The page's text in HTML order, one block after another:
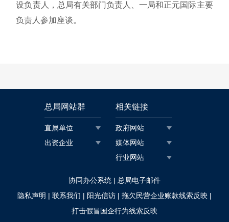
设负责人，总局有关部门负责人、一局和正元国际主要
负责人参加座谈。
总局网站群
直属单位
出资企业
相关链接
政府网站
媒体网站
行业网站
协同办公系统 | 总局电子邮件
隐私声明 | 联系我们 | 阳光信访 | 拖欠民营企业账款线索反映 |
打击假冒国企行为线索反映